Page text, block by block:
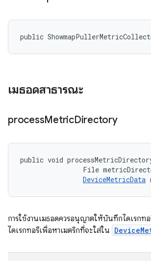
public
เมธอดสาธารณะ
processMetricDirectory
public void
File
DeviceMetricData
การใช้งานเมธอดควรอนุญาตให้บันทึกไดเรกท
ไดเรกทอรีเพื่อหาเมตริกที่จะใส่ใน